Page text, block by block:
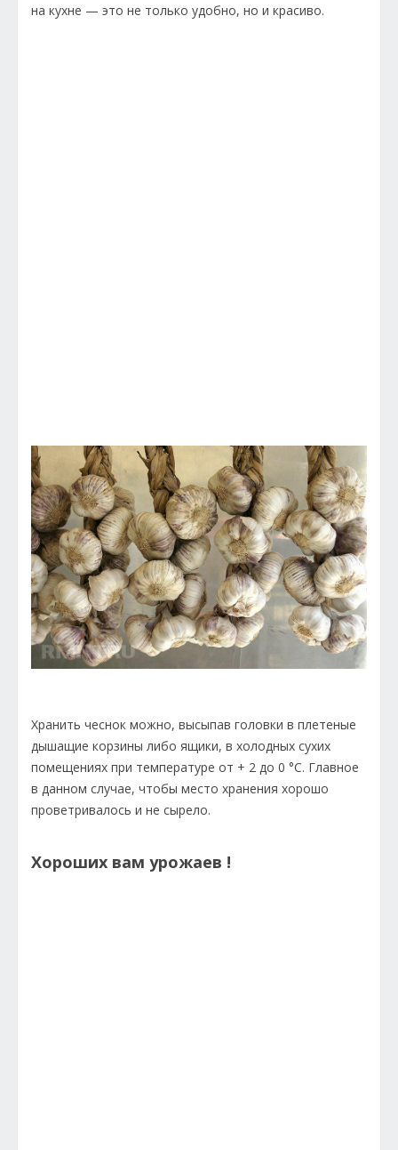
на кухне — это не только удобно, но и красиво.
Хранить чеснок можно, высыпав головки в плетеные
дышащие корзины либо ящики, в холодных сухих
помещениях при температуре от + 2 до 0 °C. Главное
в данном случае, чтобы место хранения хорошо
проветривалось и не сырело.
Хороших вам урожаев !